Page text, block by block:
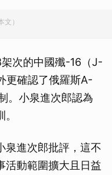
）
次的中國殲-16（J-
更確認了俄羅斯A-
。小泉進次郎認為
泉進次郎批評，這不
活動範圍擴大且日益